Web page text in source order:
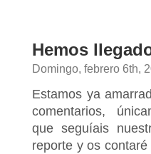
Hemos
Domingo, febrero 6th,
Estamos ya
comentarios,
que seguíais
reporte y os